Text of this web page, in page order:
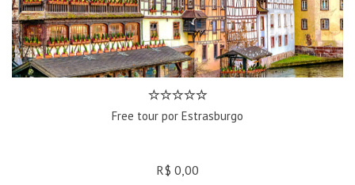
Free tour por Estrasburgo
R$ 0,00